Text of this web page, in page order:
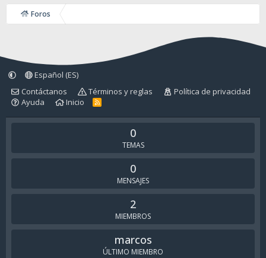
Foros
Español (ES)
Contáctanos
Términos y reglas
Política de privacidad
Ayuda
Inicio
R
S
0
TEMAS
0
MENSAJES
2
MIEMBROS
marcos
ÚLTIMO MIEMBRO